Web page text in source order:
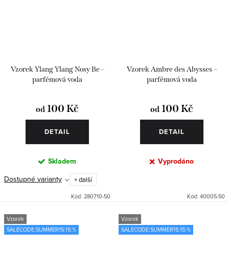
Vzorek Ylang Ylang Nosy Be –
parfémová voda
od 100 Kč
DETAIL
Skladem
Dostupné varianty + další
Kód: 280710-50
Vzorek Ambre des Abysses –
parfémová voda
od 100 Kč
DETAIL
Vyprodáno
Kód: 40005-50
Vzorek
SALECODE:SUMMER15:15:%
Vzorek
SALECODE:SUMMER15:15:%